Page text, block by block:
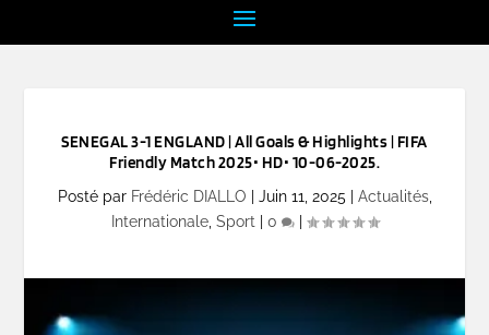
SENEGAL 3-1 ENGLAND | All Goals & Highlights | FIFA
Friendly Match 2025• HD• 10-06-2025.
Posté par Frédéric DIALLO Juin 11, 2025 Actualités,
Internationale, Sport 0 |